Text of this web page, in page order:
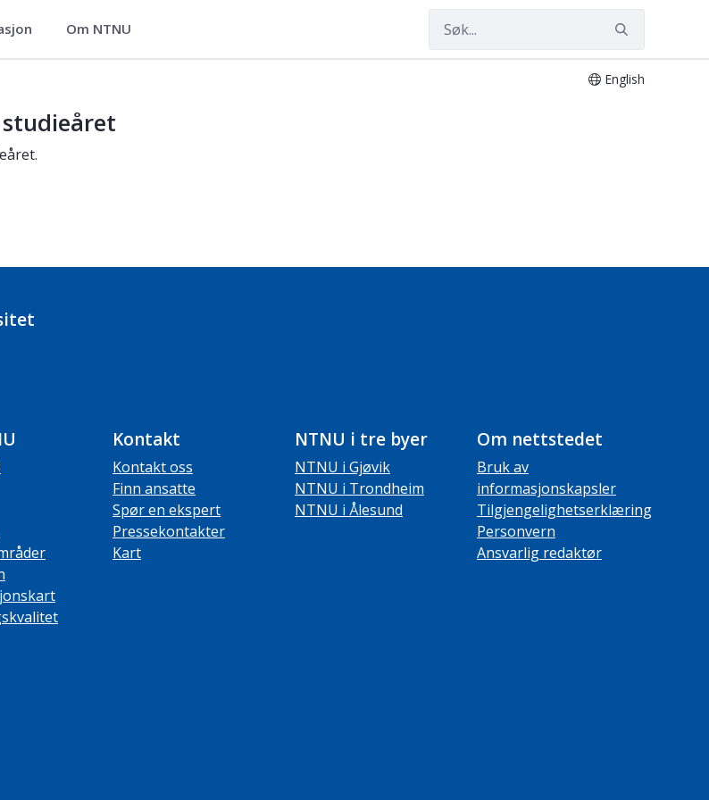
Om NTNU
English
Kontakt
Kontakt oss
Finn ansatte
Spør en ekspert
Pressekontakter
Kart
NTNU i tre byer
NTNU i Gjøvik
NTNU i Trondheim
NTNU i Ålesund
Om nettstedet
Bruk av
informasjonskapsler
Tilgjengelighetserklæring
Personvern
Ansvarlig redaktør